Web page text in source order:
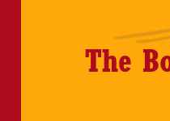
The